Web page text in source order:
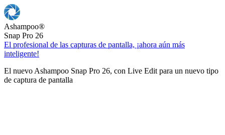
Ashampoo®
Snap Pro 26
El profesional de las capturas de pantalla, ¡ahora aún más
inteligente!
El nuevo Ashampoo Snap Pro 26, con Live Edit para un nuevo tipo
de captura de pantalla